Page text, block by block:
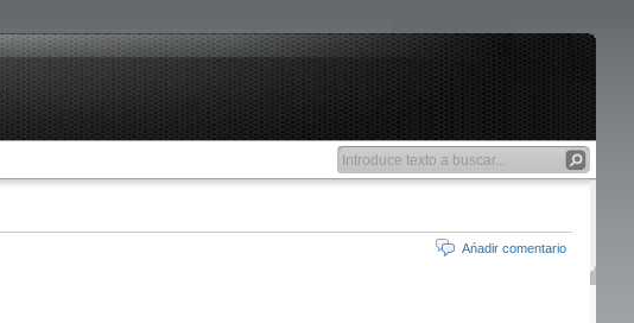
Ańadir comentario